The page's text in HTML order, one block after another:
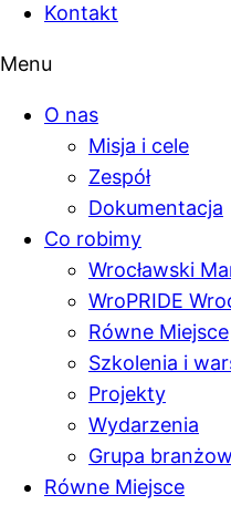
Kontakt
Menu
O nas
Misja i cele
Zespół
Dokumentacja
Co robimy
Wrocławski
WroPRIDE
Równe Miejsce
Szkolenia i
Projekty
Wydarzenia
Grupa
Równe Miejsce